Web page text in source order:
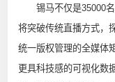
锡马不仅是35000名
将突破传统直播方式，
统一版权管理的全媒体
更具科技感的可视化数